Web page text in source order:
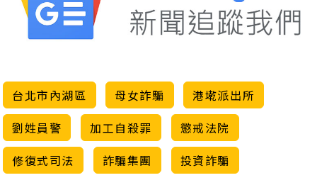
台北市內湖區 母女詐騙
港墘派出所
劉姓員警
加工自殺罪
懲戒法院
修復式司法
詐騙集團 投資詐騙